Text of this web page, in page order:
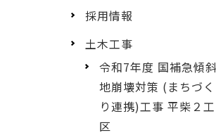
採用情報
土木工事
令和7年度 国補急傾斜
地崩壊対策 (まちづく
り連携)工事 平柴２工
区